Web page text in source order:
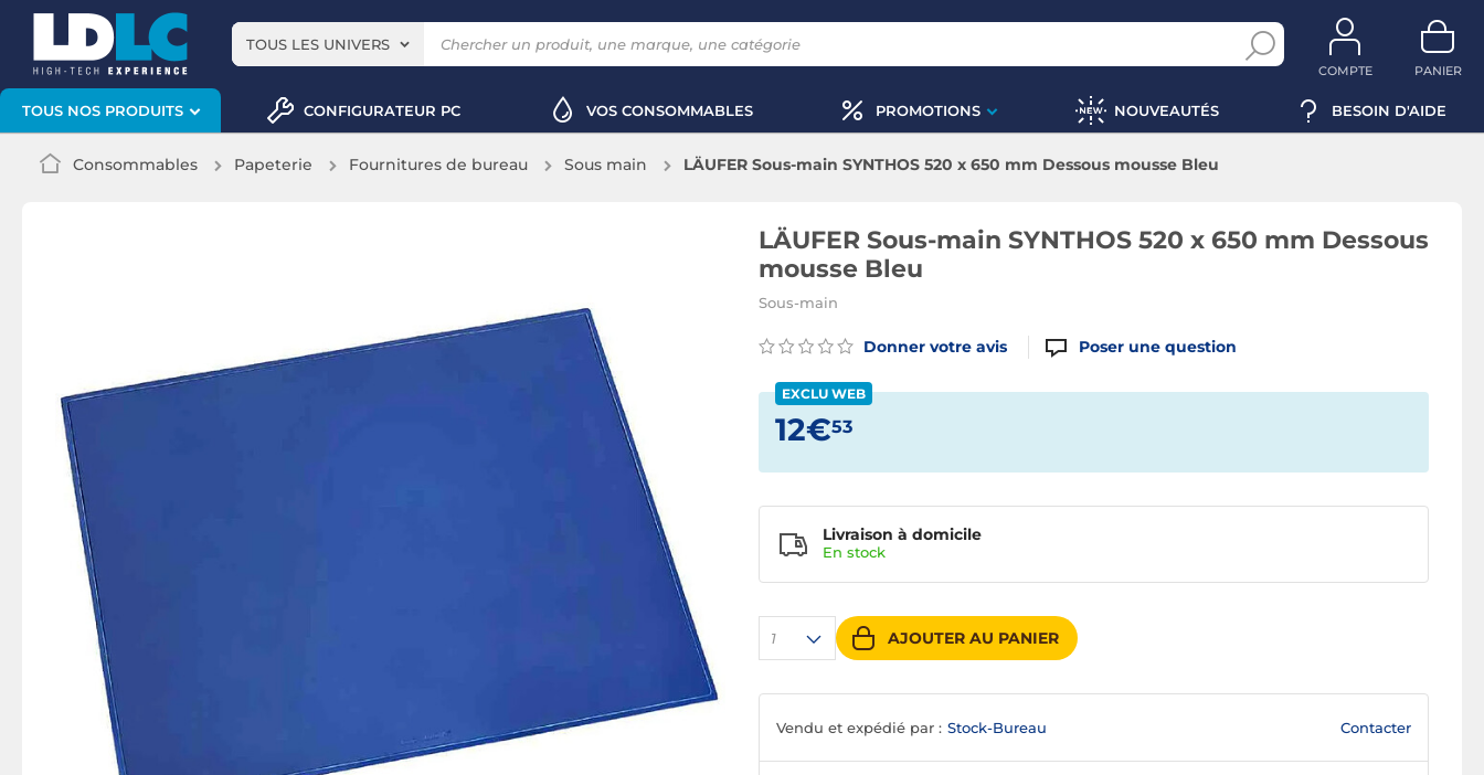
TOUS LES UNIVERS
COMPTE PANIER
TOUS NOS PRODUITS CONFIGURATEUR PC VOS CONSOMMABLES PROMOTIONS NOUVEAUTÉS BESOIN D'AIDE
Consommables Papeterie Fournitures de bureau Sous main LÄUFER Sous-main SYNTHOS 520 x 650 mm Dessous mousse Bleu
LÄUFER Sous-main SYNTHOS 520 x 650 mm Dessous
mousse Bleu
Sous-main
Donner votre avis Poser une question
EXCLU WEB
12€53
1 AJOUTER AU PANIER
Livraison à domicile
En stock
Vendu et expédié par : Stock-Bureau Contacter